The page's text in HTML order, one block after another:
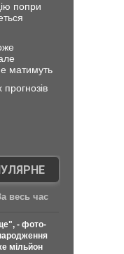
попри
матимуть
весь час
- фото-
мільйон